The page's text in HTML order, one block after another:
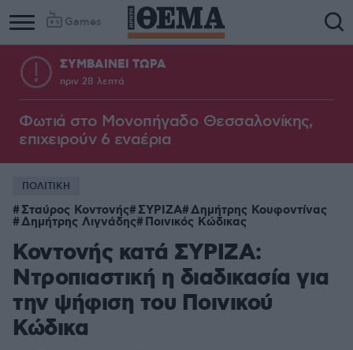
Games
Column
1
Column
2
ΣΥΜΒΑΙΝΕΙ ΤΩΡΑ
πριν 28 λεπτά
Φωτιά στο Μονοπήγαδο Θεσσαλονίκης,
επιχειρούν 6 εναέρια
ΠΟΛΙΤΙΚΗ
Σταύρος Κοντονής ΣΥΡΙΖΑ Δημήτρης Κουφοντίνας
Δημήτρης Λιγνάδης Ποινικός Κώδικας
Κοντονής κατά ΣΥΡΙΖΑ:
Ντροπιαστική η διαδικασία για
την ψήφιση του Ποινικού
Κώδικα